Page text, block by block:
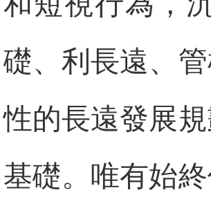
礎、利長遠、
性的長遠發展
基礎。唯有始